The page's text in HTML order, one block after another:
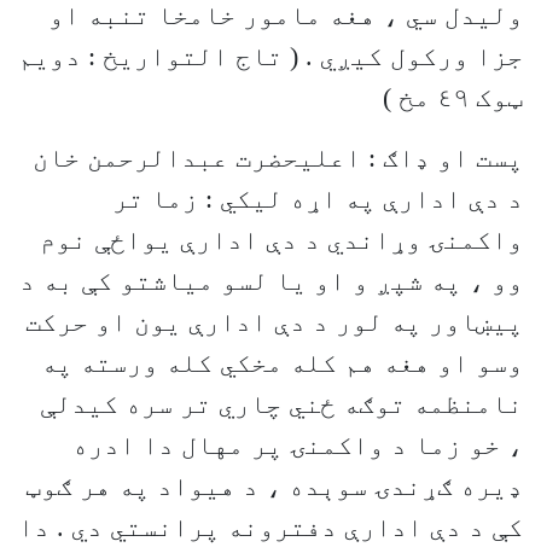
وليدل سي ، هغه مامور خامخا تنبه او
جزا ورکول کيږي . ( تاج التواريخ : دويم
ټوک ٤٩ مخ )
پست او ډاګ : اعليحضرت عبدالرحمن خان
د دې ادارې په اړه ليکي : زما تر
واکمنۍ وړاندي د دې ادارې يواځې نوم
وو ، په شپږ و او يا لسو مياشتو کې به د
پيښاور په لور د دې ادارې يون او حرکت
وسو او هغه هم کله مخکي کله ورسته په
نامنظمه توګه ځني چاري تر سره کيدلې
، خو زما د واکمنۍ پر مهال دا ادره
ډيره ګړندۍ سوېده ، د هيواد په هر ګوټ
کې د دې ادارې دفترونه پرانستي دي . دا